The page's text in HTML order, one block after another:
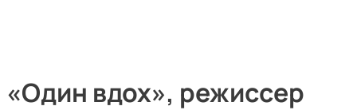
«Один вдох», режиссер